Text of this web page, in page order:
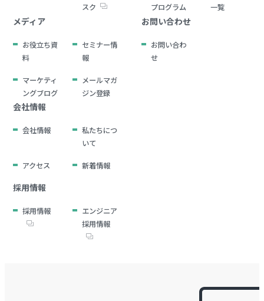
スク
プログラム
一覧
メディア
お役立ち資
料
セミナー情
報
マーケティ
ングブログ
メールマガ
ジン登録
お問い合わせ
お問い合わ
せ
会社情報
会社情報
私たちにつ
いて
アクセス 新着情報
採用情報
採用情報
エンジニア
採用情報